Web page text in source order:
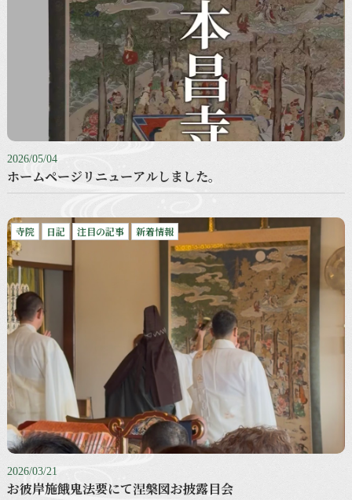
2026/05/04
ホームページリニューアルしました。
寺院 日記 注目の記事 新着情報
2026/03/21
お彼岸施餓鬼法要にて涅槃図お披露目会